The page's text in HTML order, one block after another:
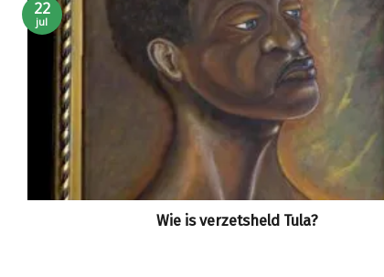
Wie is verzetsheld Tula?
22
jul